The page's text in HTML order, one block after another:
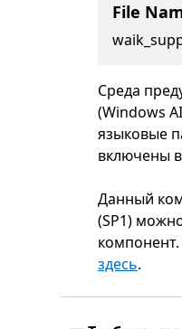
File
Среда
(Windows
языковые
включены
Данный
(SP1)
здесь.